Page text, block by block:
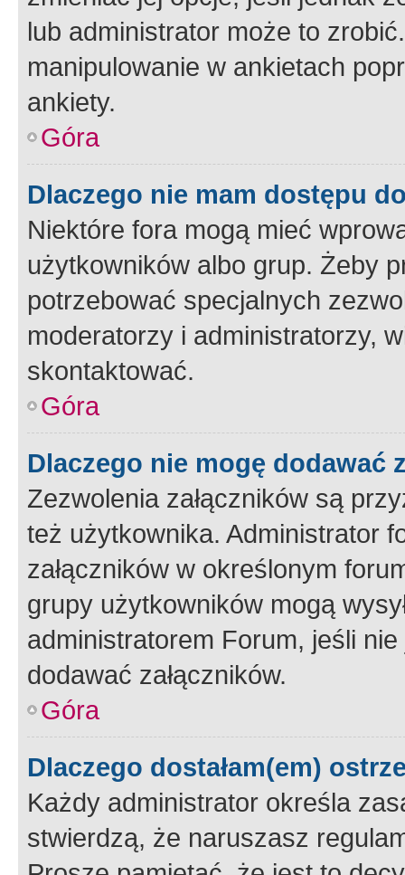
lub administrator może to
manipulowanie w ankietach
ankiety.
Góra
Dlaczego nie mam dostępu
Niektóre fora mogą mieć
użytkowników albo grup. Żeby
potrzebować specjalnych
moderatorzy i administratorzy,
skontaktować.
Góra
Dlaczego nie mogę dodawać
Zezwolenia załączników są
też użytkownika. Administrator
załączników w określonym
grupy użytkowników mogą
administratorem Forum, jeśli
dodawać załączników.
Góra
Dlaczego dostałam(em)
Każdy administrator określa
stwierdzą, że naruszasz